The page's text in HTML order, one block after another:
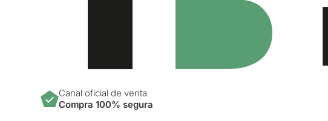
Canal oficial de venta
Compra 100% segura